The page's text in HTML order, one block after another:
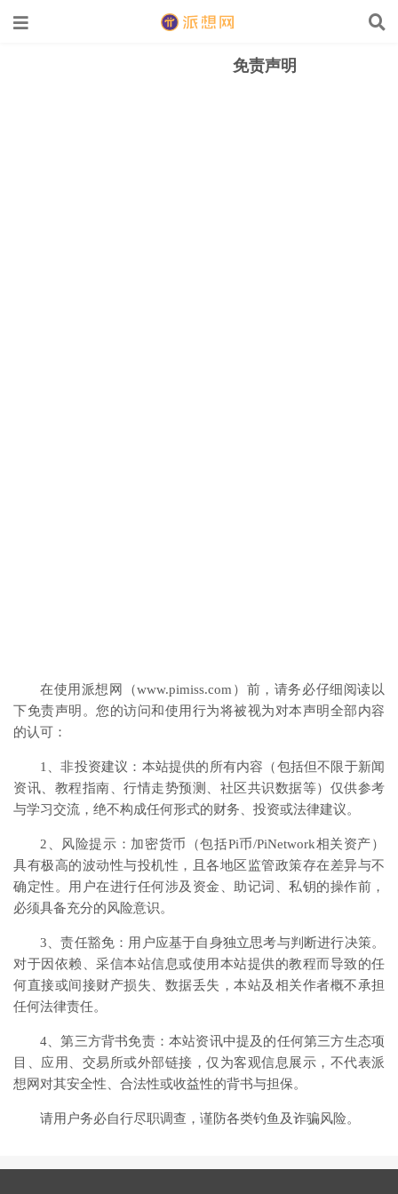
免责声明
在使用派想网（www.pimiss.com）前，请务必仔细阅读以
下免责声明。您的访问和使用行为将被视为对本声明全部内容
的认可：
1、非投资建议：本站提供的所有内容（包括但不限于新闻
资讯、教程指南、行情走势预测、社区共识数据等）仅供参考
与学习交流，绝不构成任何形式的财务、投资或法律建议。
2、风险提示：加密货币（包括Pi币/PiNetwork相关资产）
具有极高的波动性与投机性，且各地区监管政策存在差异与不
确定性。用户在进行任何涉及资金、助记词、私钥的操作前，
必须具备充分的风险意识。
3、责任豁免：用户应基于自身独立思考与判断进行决策。
对于因依赖、采信本站信息或使用本站提供的教程而导致的任
何直接或间接财产损失、数据丢失，本站及相关作者概不承担
任何法律责任。
4、第三方背书免责：本站资讯中提及的任何第三方生态项
目、应用、交易所或外部链接，仅为客观信息展示，不代表派
想网对其安全性、合法性或收益性的背书与担保。
请用户务必自行尽职调查，谨防各类钓鱼及诈骗风险。